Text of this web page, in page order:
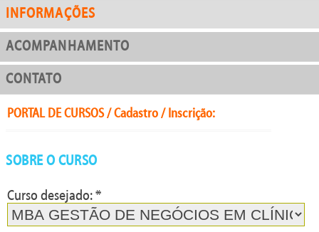
INFORMAÇÕES
ACOMPANHAMENTO
CONTATO
PORTAL DE CURSOS / Cadastro / Inscrição:
SOBRE O CURSO
Curso desejado: *